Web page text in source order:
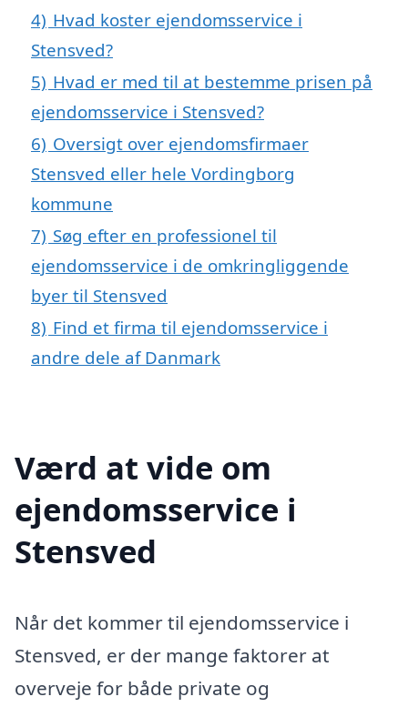
4) Hvad koster ejendomsservice i
Stensved?
5) Hvad er med til at bestemme prisen på
ejendomsservice i Stensved?
6) Oversigt over ejendomsfirmaer
Stensved eller hele Vordingborg
kommune
7) Søg efter en professionel til
ejendomsservice i de omkringliggende
byer til Stensved
8) Find et firma til ejendomsservice i
andre dele af Danmark
Værd at vide om
ejendomsservice i
Stensved
Når det kommer til ejendomsservice i
Stensved, er der mange faktorer at
overveje for både private og